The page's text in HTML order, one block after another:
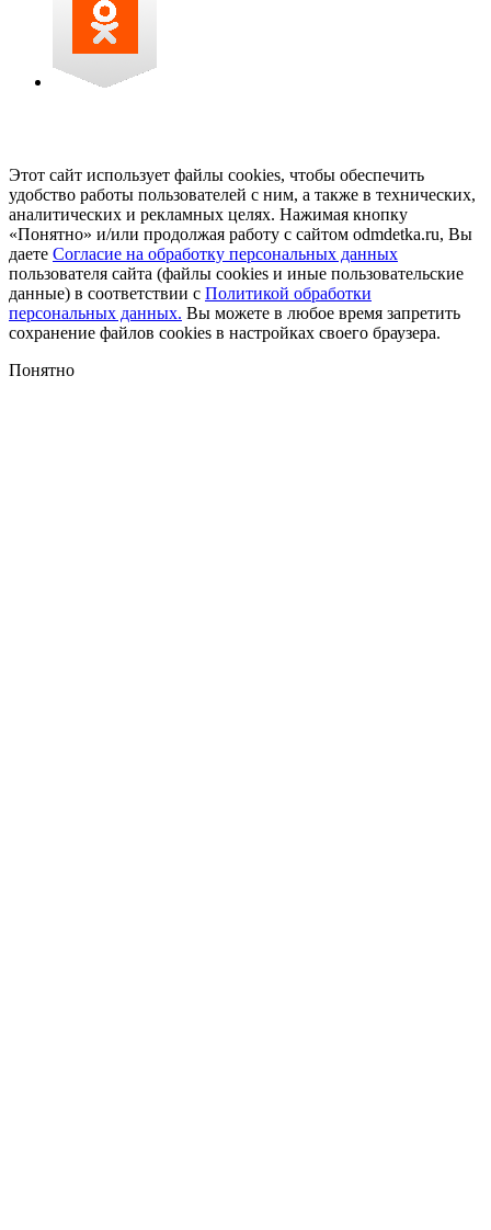
Этот сайт использует файлы cookies, чтобы обеспечить
удобство работы пользователей с ним, а также в технических,
аналитических и рекламных целях. Нажимая кнопку
«Понятно» и/или продолжая работу с сайтом odmdetka.ru, Вы
даете Согласие на обработку персональных данных
пользователя сайта (файлы cookies и иные пользовательские
данные) в соответствии с Политикой обработки
персональных данных. Вы можете в любое время запретить
сохранение файлов cookies в настройках своего браузера.
Понятно